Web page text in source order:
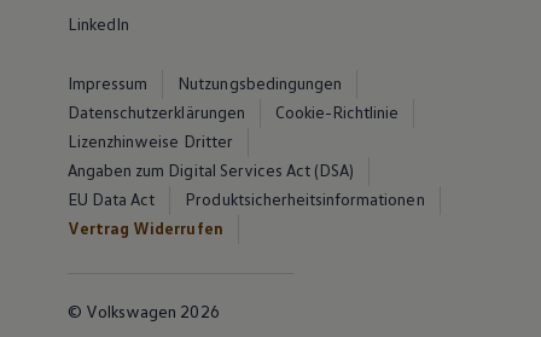
LinkedIn
Impressum
Nutzungsbedingungen
Datenschutzerklärungen
Cookie-Richtlinie
Lizenzhinweise Dritter
Angaben zum Digital Services Act (DSA)
EU Data Act
Produktsicherheitsinformationen
Vertrag Widerrufen
© Volkswagen 2026